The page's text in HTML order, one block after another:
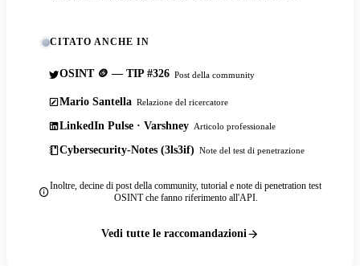
CITATO ANCHE IN
OSINT 🪙 — TIP #326 Post della community
Mario Santella Relazione del ricercatore
LinkedIn Pulse · Varshney Articolo professionale
Cybersecurity-Notes (3ls3if) Note del test di penetrazione
Inoltre, decine di post della community, tutorial e note di penetration test
OSINT che fanno riferimento all'API.
Vedi tutte le raccomandazioni